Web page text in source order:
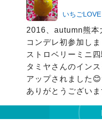
いちごLOVE
2016、autumn熊本
コンデレ初参加し
ストロベリーミニ四
タミヤさんのイン
アップされました